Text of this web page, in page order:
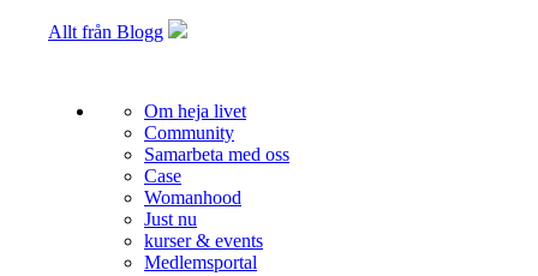
Allt från Blogg
Om heja livet
Community
Samarbeta med oss
Case
Womanhood
Just nu
kurser & events
Medlemsportal